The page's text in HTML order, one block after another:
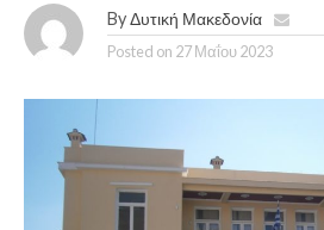
By Δυτική Μακεδονία
Posted on 27 Μαΐου 2023